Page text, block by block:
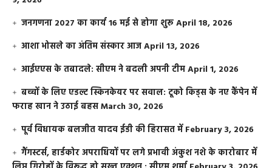
जनगणना 2027 का कार्य 16 मई से होगा शुरूApril 18, 2026
आशा भोसले का अंतिम संस्कार आजApril 13, 2026
आईएएस के तबादले: सीएम ने बदली अपनी टीमApril 1, 2026
बच्चों के लिए एडल्ट स्किनकेयर पर सवाल: टूको किड्स के नए कैंपेन में
फराह खान ने उठाई बहसMarch 30, 2026
पूर्व विधायक बलजीत यादव ईडी की हिरासत में February 3, 2026
गैंगस्टर्स, हार्डकोर अपराधियों पर लगे प्रभावी अंकुश नशे के कारोबार में